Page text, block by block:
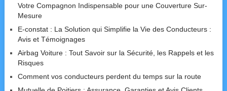
Votre Compagnon Indispensable pour une Couverture Sur-
Mesure
E-constat : La Solution qui Simplifie la Vie des Conducteurs :
Avis et Témoignages
Airbag Voiture : Tout Savoir sur la Sécurité, les Rappels et les
Risques
Comment vos conducteurs perdent du temps sur la route